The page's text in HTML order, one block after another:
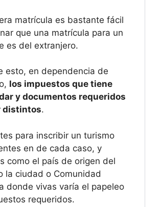
matrícula es bastante fácil
que una matrícula para un
es del extranjero.
esto, en dependencia de
los impuestos que tiene
y documentos requeridos
distintos.
para inscribir un turismo
en de cada caso, y
como el país de origen del
la ciudad o Comunidad
donde vivas varía el papeleo
requeridos.